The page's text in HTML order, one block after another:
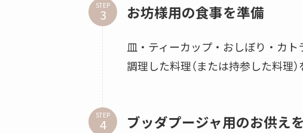
STEP お坊様用の食事を準備
皿・ティーカップ・おしぼり・カト
調理した料理（または持参した料理
STEP ブッダプージャ用のお供え